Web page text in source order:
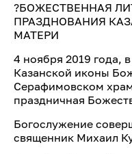
?БОЖЕСТВЕННАЯ
ПРАЗДНОВАНИЯ
МАТЕРИ
4 ноября 2019 года,
Казанской иконы
Серафимовском
праздничная
Богослужение
священник Михаил